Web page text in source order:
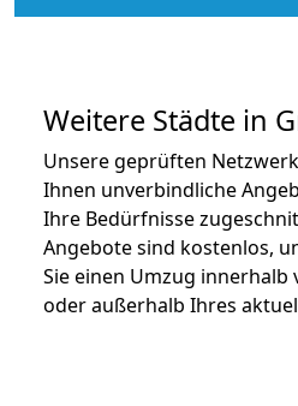
Weitere Städte in
Unsere geprüften
Ihnen unverbindliche
Ihre Bedürfnisse
Angebote sind kostenlos,
Sie einen Umzug
oder außerhalb Ihres